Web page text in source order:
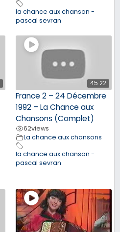
la chance aux chanson -
pascal sevran
45:22
France 2 – 24 Décembre
1992 – La Chance aux
Chansons (Complet)
62views
La chance aux chansons
la chance aux chanson -
pascal sevran